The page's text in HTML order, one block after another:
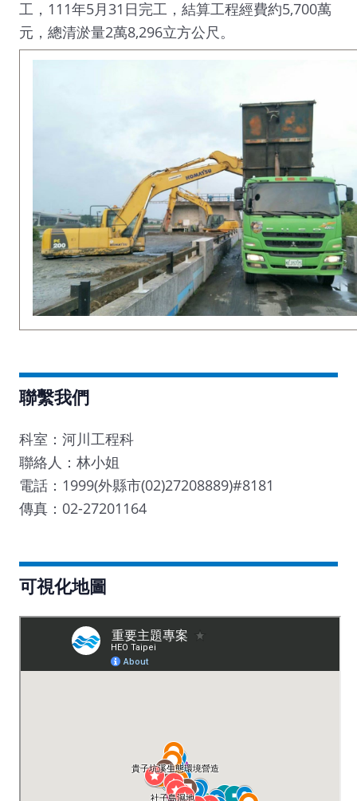
工，111年5月31日完工，結算工程經費約5,700萬
元，總清淤量2萬8,296立方公尺。
聯繫我們
科室：河川工程科
聯絡人：林小姐
電話：1999(外縣市(02)27208889)#8181
傳真：02-27201164
可視化地圖